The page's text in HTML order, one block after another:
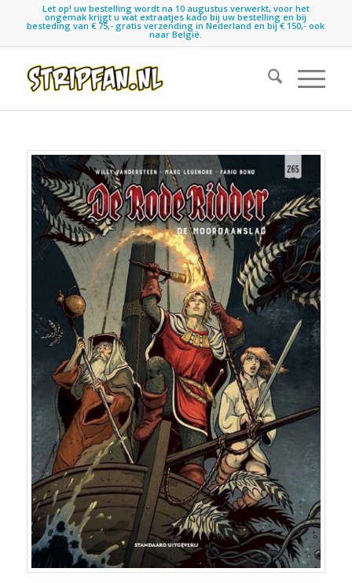
Let op! uw bestelling wordt na 10 augustus verwerkt, voor het
ongemak krijgt u wat extraatjes kado bij uw bestelling en bij
besteding van € 75,- gratis verzending in Nederland en bij € 150,- ook
naar België.